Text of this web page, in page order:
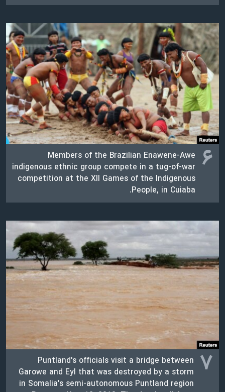
۶
Members of the Brazilian Enawene-Awe
indigenous ethnic group compete in a tug-of-war
competition at the XII Games of the Indigenous
People, in Cuiaba.
۷ Puntland's officials visit a bridge between
Garowe and Eyl that was destroyed by a storm
in Somalia's semi-autonomous Puntland region